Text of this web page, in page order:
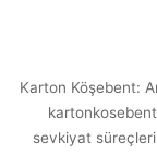
Karton Köşebent:
sevkiyat